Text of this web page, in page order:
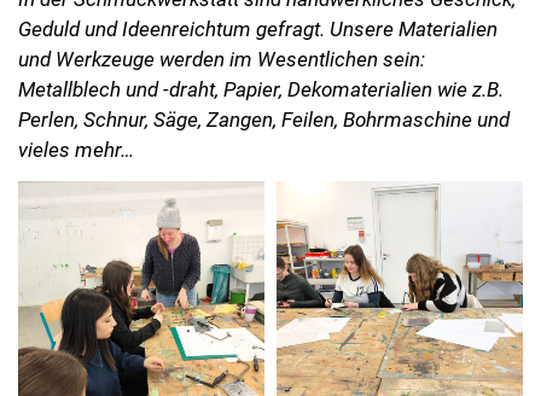
Geduld und Ideenreichtum gefragt. Unsere Materialien
und Werkzeuge werden im Wesentlichen sein:
Metallblech und -draht, Papier, Dekomaterialien wie z.B.
Perlen, Schnur, Säge, Zangen, Feilen, Bohrmaschine und
vieles mehr…